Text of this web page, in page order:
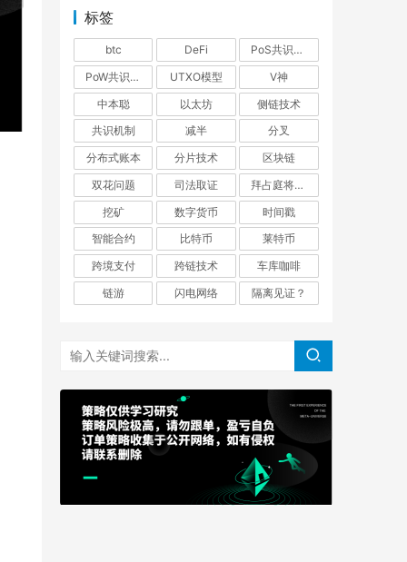
标签
btc DeFi
PoS共识机制
PoW共识机制
UTXO模型
V神
中本聪
以太坊
侧链技术
共识机制
减半
分叉
分布式账本
分片技术
区块链
双花问题
司法取证
拜占庭将军问题
挖矿
数字货币
时间戳
智能合约
比特币
莱特币
跨境支付
跨链技术
车库咖啡
链游
闪电网络 隔离见证？